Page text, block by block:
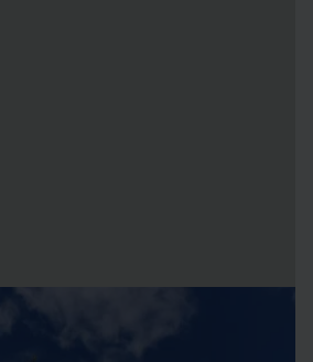
på ICEHOTEL